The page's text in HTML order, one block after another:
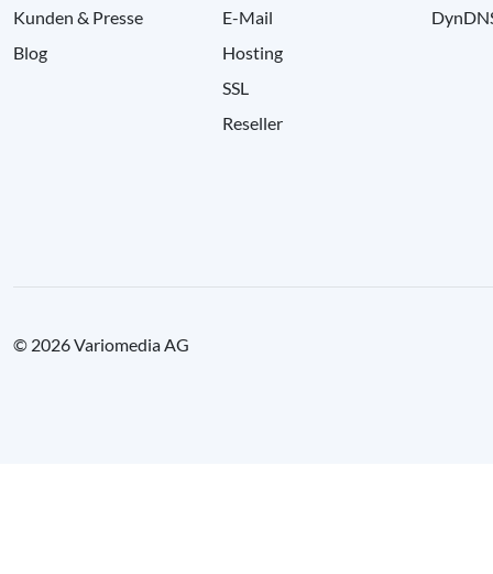
Kunden & Presse
Blog
E-Mail
Hosting
SSL
Reseller
© 2026 Variomedia AG